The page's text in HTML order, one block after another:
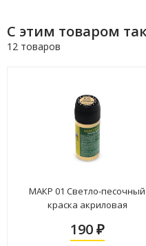
С этим товаром
12 товаров
МАКР 01 Светло-песочный
краска акриловая
190 ₽